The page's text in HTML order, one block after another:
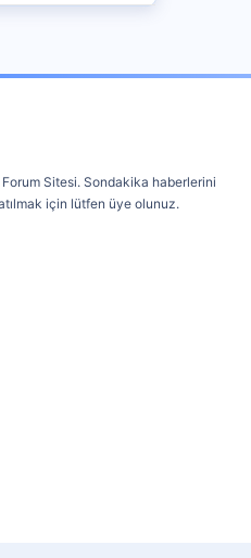
Sitesi. Sondakika haberlerini
için lütfen üye olunuz.